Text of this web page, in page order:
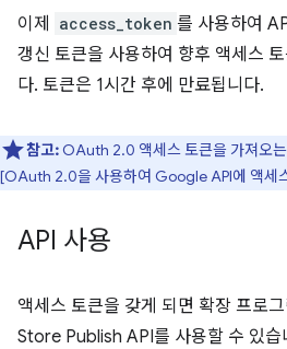
이제 access_token 를 사용하여
갱신 토큰을 사용하여 향후 액세스
다. 토큰은 1시간 후에 만료됩니다.
참고: OAuth 2.0 액세스 토큰을 가져오
[OAuth 2.0을 사용하여 Google API에 액세
API 사용
액세스 토큰을 갖게 되면 확장 프로
Store Publish API를 사용할 수 있습